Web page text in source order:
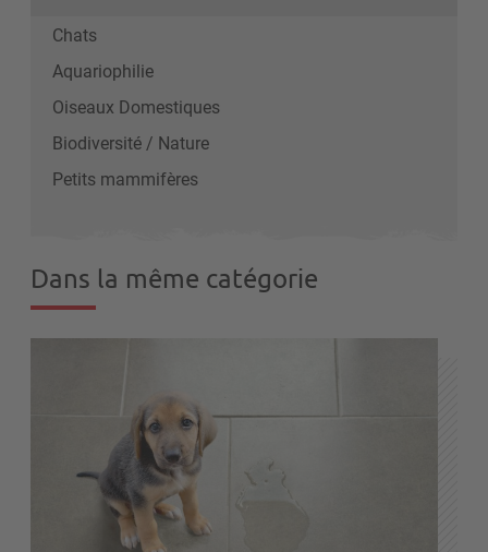
Chats
Aquariophilie
Oiseaux Domestiques
Biodiversité / Nature
Petits mammifères
Dans la même catégorie